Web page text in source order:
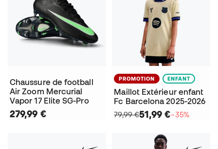
Chaussure de football
Air Zoom Mercurial
Vapor 17 Elite SG-Pro
279,99 €
PROMOTION ENFANT
Maillot Extérieur enfant
Fc Barcelona 2025-2026
79,99 €51,99 €−35%